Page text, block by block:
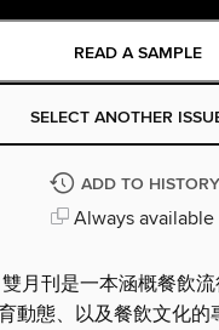
READ A SAMPLE
SELECT ANOTHER
ADD TO HISTORY
Always available
雙月刊是一本涵概餐飲
動態、以及餐飲文化的